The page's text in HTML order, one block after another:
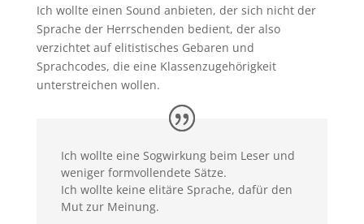
Ich wollte einen Sound anbieten, der sich nicht der
Sprache der Herrschenden bedient, der also
verzichtet auf elitistisches Gebaren und
Sprachcodes, die eine Klassenzugehörigkeit
unterstreichen wollen.
Ich wollte eine Sogwirkung beim Leser und
weniger formvollendete Sätze.
Ich wollte keine elitäre Sprache, dafür den
Mut zur Meinung.